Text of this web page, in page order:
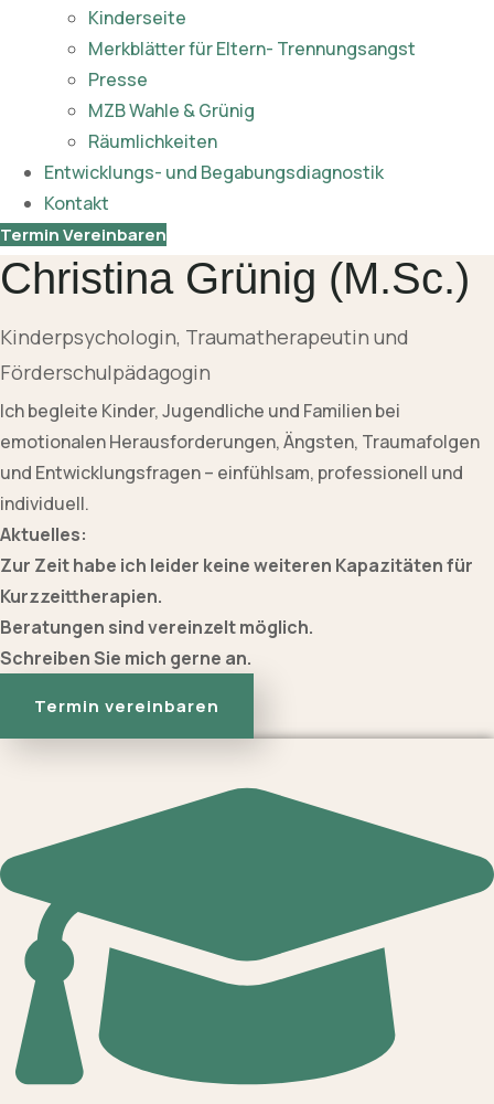
Kinderseite
Merkblätter für Eltern- Trennungsangst
Presse
MZB Wahle & Grünig
Räumlichkeiten
Entwicklungs- und Begabungsdiagnostik
Kontakt
Termin Vereinbaren
Christina Grünig (M.Sc.)
Kinderpsychologin, Traumatherapeutin und
Förderschulpädagogin
Ich begleite Kinder, Jugendliche und Familien bei
emotionalen Herausforderungen, Ängsten, Traumafolgen
und Entwicklungsfragen – einfühlsam, professionell und
individuell.
Aktuelles:
Zur Zeit habe ich leider keine weiteren Kapazitäten für
Kurzzeittherapien.
Beratungen sind vereinzelt möglich.
Schreiben Sie mich gerne an.
Termin vereinbaren